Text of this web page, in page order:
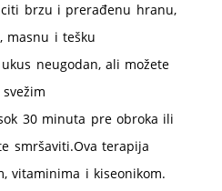
brzu i prerađenu hranu,
masnu i tešku
neugodan, ali možete
30 minuta pre obroka ili
smršaviti.Ova terapija
vitaminima i kiseonikom.